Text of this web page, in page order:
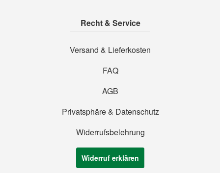
Recht & Service
Versand & Lieferkosten
FAQ
AGB
Privatsphäre & Datenschutz
Widerrufsbelehrung
Widerruf erklären